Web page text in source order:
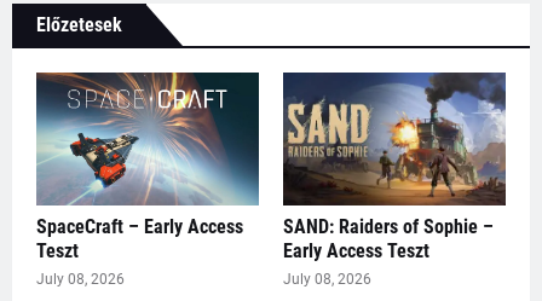
Előzetesek
SpaceCraft – Early Access
Teszt
July 08, 2026
SAND: Raiders of Sophie –
Early Access Teszt
July 08, 2026